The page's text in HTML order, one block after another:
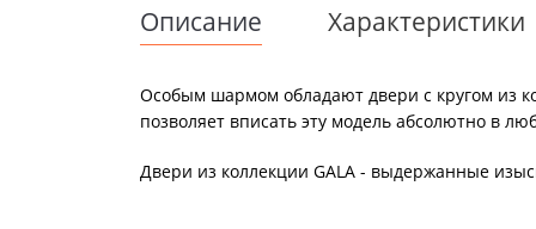
Описание Характеристики
Особым шармом обладают двери с кругом из
позволяет вписать эту модель абсолютно в
Двери из коллекции GALA - выдержанные